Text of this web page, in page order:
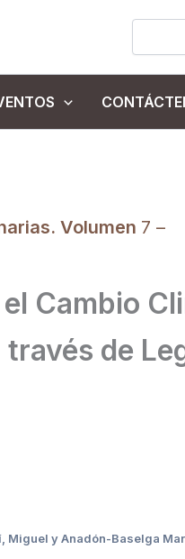
Buscar
Volumen 7 –
Cambio
de
Miguel y Anadón-Baselga